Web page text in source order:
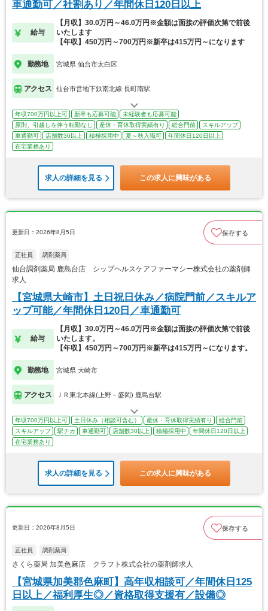
車通勤可／社割あり／年間休日120日以上
給与
【月収】30.0万円～46.0万円※金額は面接の評価次第で前後
いたします
【年収】450万円～700万円※新卒は415万円～になります
勤務地 宮城県 仙台市太白区
アクセス 仙台市営地下鉄南北線 長町南駅
年収700万円以上可 新卒も応募可能
未経験者も応募可能
原則、引越しを伴う転勤なし
産休・育休取得実績有り 総合門前
スキルアップ
車通勤可
店舗数30以上 積極採用中 夏～秋入職可
年間休日120日以上
在宅業務あり
求人の詳細を見る この求人に興味がある
更新日：2026年8月5日 保存する
正社員 調剤薬局
仙台調剤薬局 鹿島台店 シップヘルスケアファーマシー株式会社の薬剤師
求人
【宮城県大崎市】土日祝日休み／病院門前／スキルア
ップ可能／年間休日120日／車通勤可
給与
【月収】30.0万円～46.0万円※金額は面接の評価次第で前後
いたします。
【年収】450万円～700万円※新卒は415万円～になります。
勤務地 宮城県 大崎市
アクセス ＪＲ東北本線(上野－盛岡) 鹿島台駅
年収700万円以上可 土日休み（相談可含む） 産休・育休取得実績有り
総合門前
スキルアップ
駅チカ 車通勤可 店舗数30以上 積極採用中
年間休日120日以上
在宅業務あり
求人の詳細を見る この求人に興味がある
更新日：2026年8月5日 保存する
正社員 調剤薬局
さくら薬局 加美色麻店 クラフト株式会社の薬剤師求人
【宮城県加美郡色麻町】高年収相談可／年間休日125
日以上／福利厚生◎／資格取得支援有／設備◎